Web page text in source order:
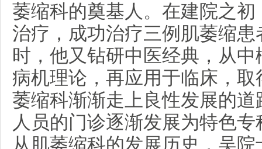
萎缩科的奠基人。在建院之
治疗，成功治疗三例肌萎缩
时，他又钻研中医经典，从
病机理论，再应用于临床，
萎缩科渐渐走上良性发展的
人员的门诊逐渐发展为特色
从肌萎缩科的发展历史，吴